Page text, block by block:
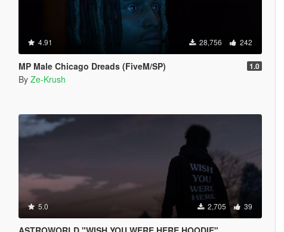
4.91 28,756 242
MP Male Chicago Dreads (FiveM/SP) 1.0
By Ze-Krush
5.0 2,705 39